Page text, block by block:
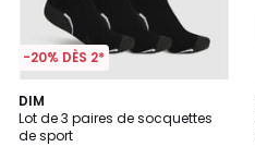
-20% DÈS 2*
DIM
Lot de 3 paires de socquettes
de sport
4,7
/ 5
2
Couleurs